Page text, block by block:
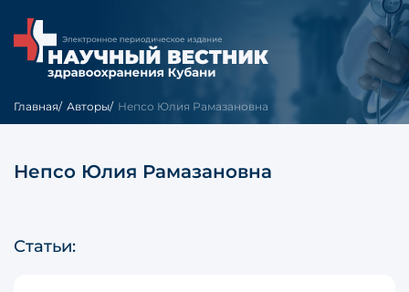
Главная Авторы Непсо Юлия Рамазановна
Непсо Юлия Рамазановна
Статьи: